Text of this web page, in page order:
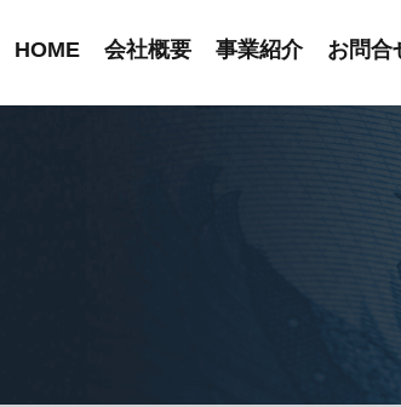
HOME 会社概要 事業紹介 お問合